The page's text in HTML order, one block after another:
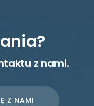
z nami.
Z NAMI